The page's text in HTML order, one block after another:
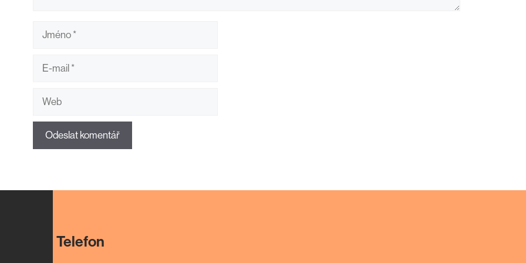
mail
Telefon